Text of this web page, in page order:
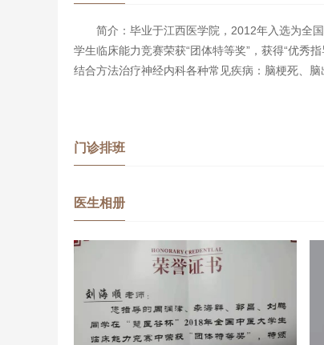
简介：毕业于江西医学院，2012年入选为全
学生临床能力竞赛荣获“团体特等奖”，获得“优秀
结合方法治疗神经内科各种常见疾病：脑梗死、
门诊排班
医生相册